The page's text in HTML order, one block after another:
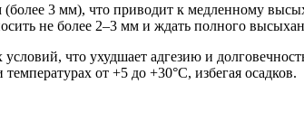
(более 3 мм), что приводит к медленному
не более 2–3 мм и ждать полного
что ухудшает адгезию и
от +5 до +30°C, избегая осадков.